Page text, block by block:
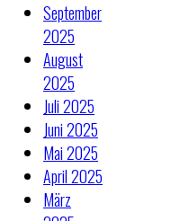
September
2025
August
2025
Juli 2025
Juni 2025
Mai 2025
April 2025
März